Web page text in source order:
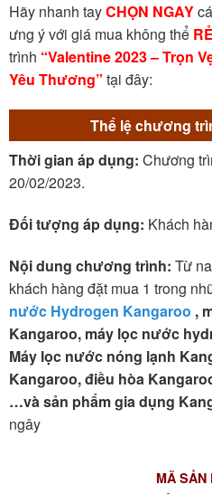
Hãy nhanh tayCHỌN NGAY
ưng ý với giá mua không thể RẺ
trình “Valentine 2023 – Trọn
Yêu Thương” tại đây:
Thể lệ chương
Thời gian áp dụng: Chương
20/02/2023.
Đối tượng áp dụng: Khách
Nội dung chương trình: Từ
khách hàng đặt mua 1 trong
nước Hydrogen Kangaroo ,
Kangaroo, máy lọc nước
Máy lọc nước nóng lạnh
Kangaroo, điều hòa
…và sản phẩm gia dụng
ngây
MÃ SẢN